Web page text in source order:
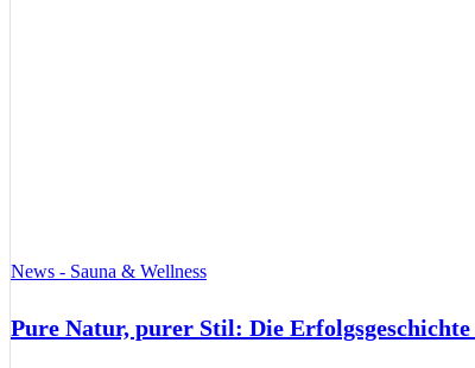
News - Sauna & Wellness
Pure Natur, purer Stil: Die Erfolgsgeschichte